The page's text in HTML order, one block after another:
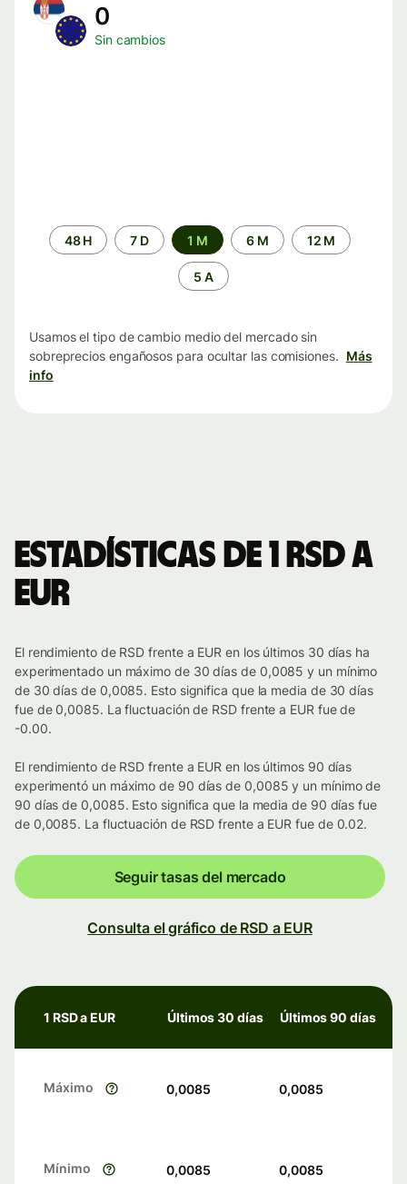
0
Sin cambios
Periodo48 H 7 D 1 M 6 M 12 M
5 A
Usamos el tipo de cambio medio del mercado sin
sobreprecios engañosos para ocultar las comisiones. Más
info
Estadísticas de 1 RSD a
EUR
El rendimiento de RSD frente a EUR en los últimos 30 días ha
experimentado un máximo de 30 días de 0,0085 y un mínimo
de 30 días de 0,0085. Esto significa que la media de 30 días
fue de 0,0085. La fluctuación de RSD frente a EUR fue de
-0.00.
El rendimiento de RSD frente a EUR en los últimos 90 días
experimentó un máximo de 90 días de 0,0085 y un mínimo de
90 días de 0,0085. Esto significa que la media de 90 días fue
de 0,0085. La fluctuación de RSD frente a EUR fue de 0.02.
Seguir tasas del mercado
Consulta el gráfico de RSD a EUR
1 RSD a EUR Últimos 30 días Últimos 90 días
Máximo 0,0085 0,0085
Mínimo 0,0085 0,0085